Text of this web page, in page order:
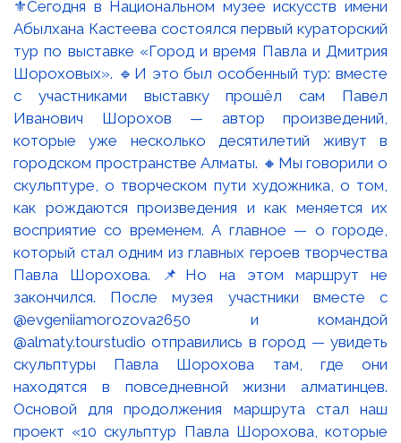
⚜️Сегодня в Национальном музее искусств имени
Абылхана Кастеева состоялся первый кураторский
тур по выставке «Город и время Павла и Дмитрия
Шороховых». 🔹И это был особенный тур: вместе
с участниками выставку прошёл сам Павел
Иванович Шорохов — автор произведений,
которые уже несколько десятилетий живут в
городском пространстве Алматы. 🔸Мы говорили о
скульптуре, о творческом пути художника, о том,
как рождаются произведения и как меняется их
восприятие со временем. А главное — о городе,
который стал одним из главных героев творчества
Павла Шорохова. 📌Но на этом маршрут не
закончился. После музея участники вместе с
@evgeniiamorozova2650 и командой
@almaty.tourstudio отправились в город — увидеть
скульптуры Павла Шорохова там, где они
находятся в повседневной жизни алматинцев.
Основой для продолжения маршрута стал наш
проект «10 скульптур Павла Шорохова, которые